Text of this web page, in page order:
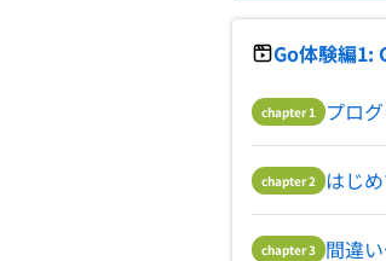
Go体験編1:
chapter1 プロ
chapter2 はじ
chapter3 間違